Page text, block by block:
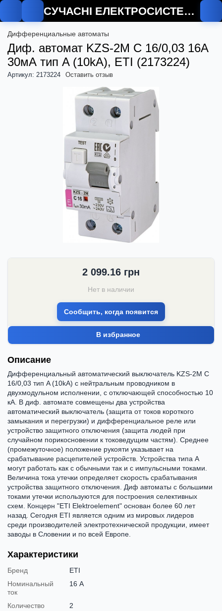
СУЧАСНІ ЕЛЕКТРОСИСТЕМИ
Дифференциальные автоматы
Диф. автомат KZS-2M C 16/0,03 16А
30мА тип A (10kA), ETI (2173224)
Артикул: 2173224 Оставить отзыв
2 099.16 грн
Нет в наличии
Сообщить, когда появится
В избранное
Описание
Дифференциальный автоматический выключатель KZS-2M C
16/0,03 тип A (10kA) с нейтральным проводником в
двухмодульном исполнении, с отключающей способностью 10
кА. В диф. автомате совмещены два устройства
автоматический выключатель (защита от токов короткого
замыкания и перегрузки) и дифференциальное реле или
устройство защитного отключения (защита людей при
случайном порикосновении к токоведущим частям). Среднее
(промежуточное) положение рукояти указывает на
срабатывание расцепителей устройств. Устройства типа А
могут работать как с обычными так и с импульсными токами.
Величина тока утечки определяет скорость срабатывания
устройства защитного отключения. Диф автоматы с большими
токами утечки используются для построения селективных
схем. Концерн "ETI Elektroelement" основан более 60 лет
назад. Сегодня ETI является одним из мировых лидеров
среди производителей электротехнической продукции, имеет
заводы в Словении и по всей Европе.
Характеристики
Бренд
ETI
Номинальный
ток
16 А
Количество
2